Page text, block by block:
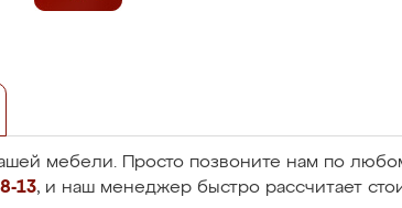
мебели. Просто позвоните нам по
13, и наш менеджер быстро рассчитает